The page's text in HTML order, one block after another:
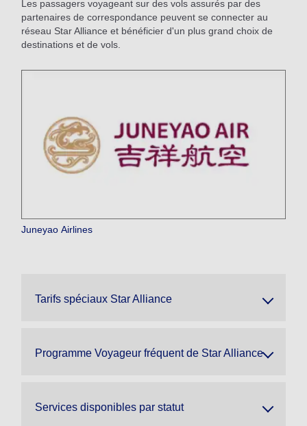
Les passagers voyageant sur des vols assurés par des
partenaires de correspondance peuvent se connecter au
réseau Star Alliance et bénéficier d'un plus grand choix de
destinations et de vols.
Juneyao Airlines
Tarifs spéciaux Star Alliance
Programme Voyageur fréquent de Star Alliance
Services disponibles par statut